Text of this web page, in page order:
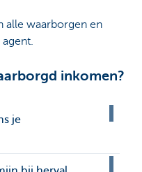
alle waarborgen en
inkomen?
je